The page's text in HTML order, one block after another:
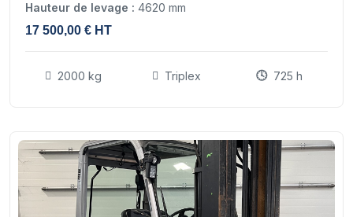
Hauteur de levage : 4620 mm
17 500,00 € HT
2000 kg Triplex 725 h